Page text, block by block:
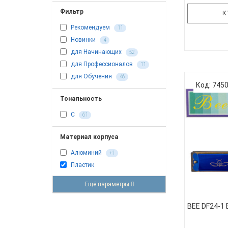
Фильтр
Рекомендуем 11
Новинки 4
для Начинающих 52
для Профессионалов 11
для Обучения 46
Тональность
C 61
Материал корпуса
Алюминий +1
Пластик
Ещё параметры
14 BK
медь
Код:
BEE DF24-